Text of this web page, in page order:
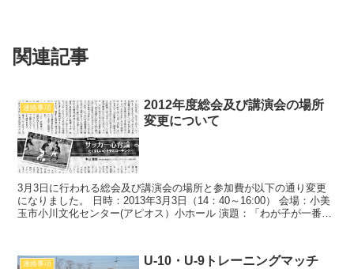
関連記事
連絡事項
2012年度総会及び講演会の場所
変更について
3月3日に行われる総会及び講演会の場所と参加費が以下の通り変更
になりました。 日時：2013年3月3日（14：40～16:00） 会場：小美
玉市小川文化センター(アピオス）小ホール 演題：「わが子が一番で
連絡事項 U-10・U-9トレーニングマッチ